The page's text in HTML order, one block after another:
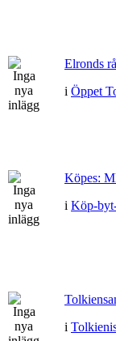
Elronds
i Öppet
Köpes:
i Köp-
i